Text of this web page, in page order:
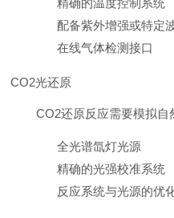
配备紫外增强或特定
在线气体检测接口
CO2光还原
CO2还原反应需要模拟自
全光谱氙灯光源
精确的光强校准系统
反应系统与光源的优